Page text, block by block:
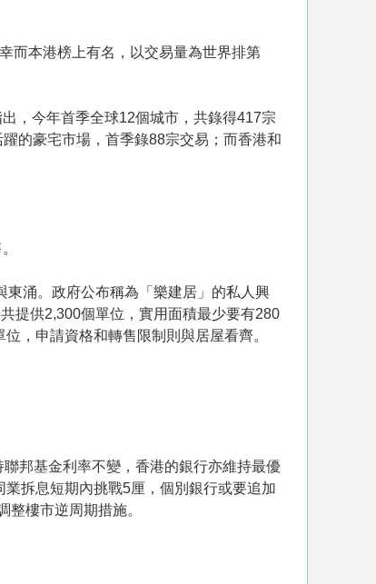
而本港榜上有名，以交易量為世界排第
，今年首季全球12個城市，共錄得417宗
的豪宅市場，首季錄88宗交易；而香港和
東涌。政府公布稱為「樂建居」的私人興
提供2,300個單位，實用面積最少要有280
，申請資格和轉售限制則與居屋看齊。
邦基金利率不變，香港的銀行亦維持最優
拆息短期內挑戰5厘，個別銀行或要追加
樓市逆周期措施。